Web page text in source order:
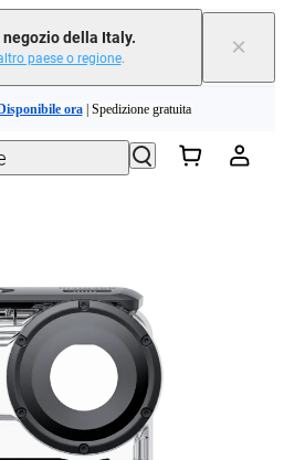
della Italy.
paese o regione. ×
ora| Spedizione gratuita
e ottieni denaro per il tuo nuovo acquisto.｜
Scopri di più
ora| Spedizione gratuita